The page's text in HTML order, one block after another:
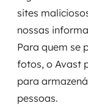
sites
nossas
Para quem se
fotos, o Avast
para
pessoas.